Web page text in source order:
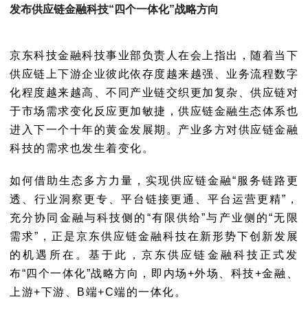
发布供应链金融科技“四个一体化”战略方向
京东科技金融科技事业部负责人在会上指出，随着当下
供应链上下游企业彼此依存度越来越强、业务流程数字
化程度越来越高、不同产业链交织更加复杂、供应链对
于市场需求变化反应更加敏捷，供应链金融生态体系也
进入下一个十年的黄金发展期。产业多方对供应链金融
科技的需求也发生着变化。
如何借助生态多方力量，实现供应链金融“服务链路更
透、行业洞察更专、平台链接更通、平台运营更精” ，
充分协同金融与科技侧的“有限供给”与产业侧的“无限
需求”，正是京东供应链金融科技在新形势下创新发展
的机遇所在。基于此，京东供应链金融科技正式发
布“四个一体化”战略方向，即内场+外场、科技+金融、
上游+下游、B端+C端的一体化。